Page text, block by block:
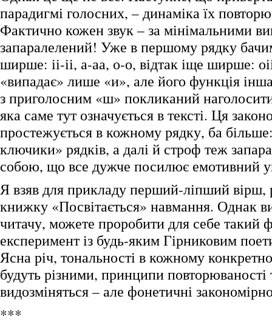
парадигмі голосних, – динаміка їх
Фактично кожен звук – за мінімальними
запаралелений! Уже в першому рядку
ширше: іі-іі, а-аа, о-о, відтак іще ширше:
«випадає» лише «и», але його функція
з приголосним «ш» покликаний
яка саме тут означується в тексті. Ця
простежується в кожному рядку, ба
ключики» рядків, а далі й строф теж
собою, що все дужче посилює емотивний
Я взяв для прикладу перший-ліпший вірш,
книжку «Посвітається» навмання. Однак
читачу, можете проробити для себе такий
експеримент із будь-яким Гірниковим
Ясна річ, тональності в кожному
будуть різними, принципи повторюваності
видозміняться – але фонетичні
***